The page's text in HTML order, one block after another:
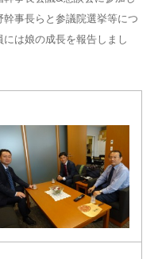
事長らと参議院選挙等につ
は娘の成長を報告しまし